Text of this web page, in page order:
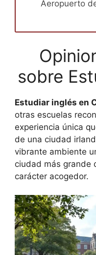
Aeropuerto
sobre
Estudiar inglés en
otras escuelas
experiencia única
de una ciudad
vibrante ambiente
ciudad más grande
carácter acogedor.